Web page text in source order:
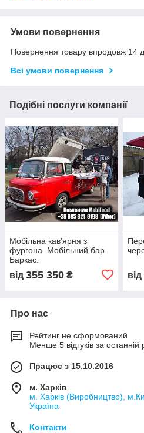
Умови повернення
Повернення товару впродовж 14
Всі умови повернення
Подібні послуги компанії
Мобільна кав'ярня з
фургона. Мобільний бар
Баркас.
від 355 350 ₴ від
Про нас
Рейтинг не сформований
Менше 5 відгуків за останній
Працює з 15.10.2016
м. Харків
м. Харків (Виробництво),
Україна
Контакти